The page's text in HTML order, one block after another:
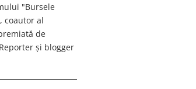
"Bursele
coautor al
de
și blogger